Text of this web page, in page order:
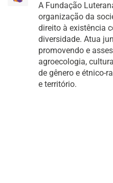
A Fundação
organização da
direito à existência
diversidade. Atua
promovendo e
agroecologia,
de gênero e étnico-
e território.